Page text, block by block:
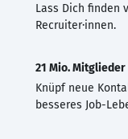
Lass Dich finden
Recruiter·innen.
21 Mio. Mitglieder
Knüpf neue
besseres Job-